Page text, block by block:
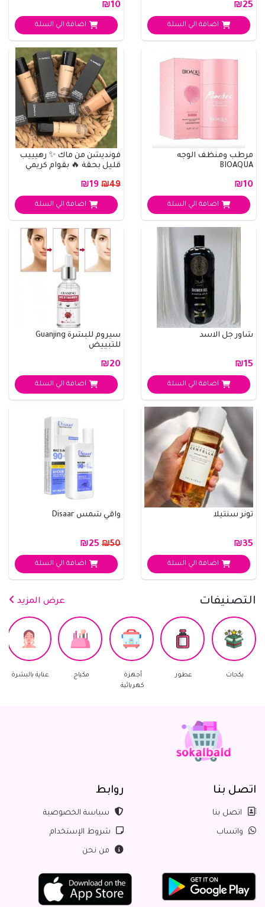
₪25
اضافة الي السلة
₪10
اضافة الي السلة
مرطب ومنظف الوجه
BIOAQUA
₪10
اضافة الي السلة
فونديشن من ماك ✨ رهيييب
قليل بحقة 🔥 بقوام كريمي
₪49
اضافة الي السلة
شاور جل الاسد
₪15
اضافة الي السلة
سيروم للبشرة Guanjing
للتبييض
₪20
اضافة الي السلة
تونر سنتيلا
₪35
اضافة الي السلة
واقي شمس Disaar
₪50
اضافة الي السلة
التصنيفات عرض المزيد
عناية بالبشرة العناية
اتصل بنا
اتصل بنا
واتساب
روابط
سياسة الخصوصية
شروط الإستخدام
من نحن